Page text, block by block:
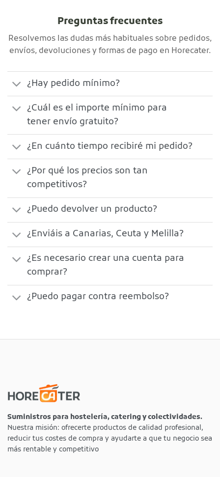
Preguntas frecuentes
Resolvemos las dudas más habituales sobre pedidos,
envíos, devoluciones y formas de pago en Horecater.
¿Hay pedido mínimo?
¿Cuál es el importe mínimo para
tener envío gratuito?
¿En cuánto tiempo recibiré mi pedido?
¿Por qué los precios son tan
competitivos?
¿Puedo devolver un producto?
¿Enviáis a Canarias, Ceuta y Melilla?
¿Es necesario crear una cuenta para
comprar?
¿Puedo pagar contra reembolso?
Suministros para hostelería, catering y colectividades.
Nuestra misión: ofrecerte productos de calidad profesional,
reducir tus costes de compra y ayudarte a que tu negocio sea
más rentable y competitivo